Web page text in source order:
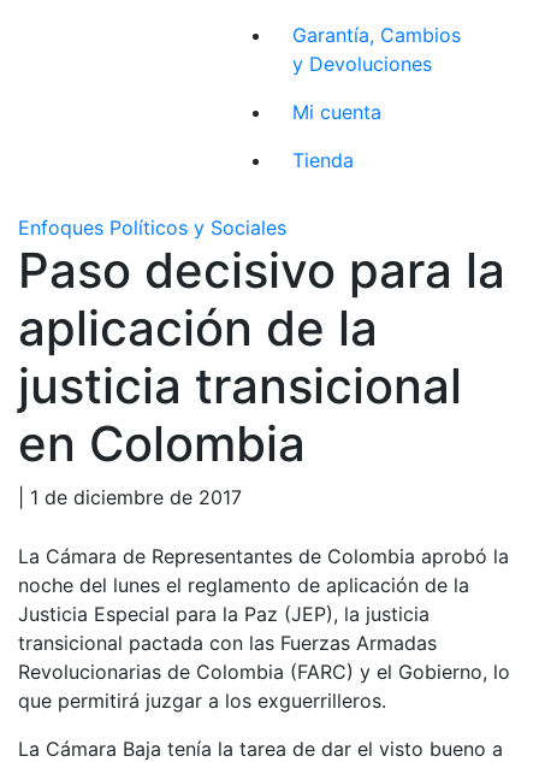
Garantía, Cambios
y Devoluciones
Mi cuenta
Tienda
Enfoques Políticos y Sociales
Paso decisivo para la
aplicación de la
justicia transicional
en Colombia
| 1 de diciembre de 2017
La Cámara de Representantes de Colombia aprobó la
noche del lunes el reglamento de aplicación de la
Justicia Especial para la Paz (JEP), la justicia
transicional pactada con las Fuerzas Armadas
Revolucionarias de Colombia (FARC) y el Gobierno, lo
que permitirá juzgar a los exguerrilleros.
La Cámara Baja tenía la tarea de dar el visto bueno a